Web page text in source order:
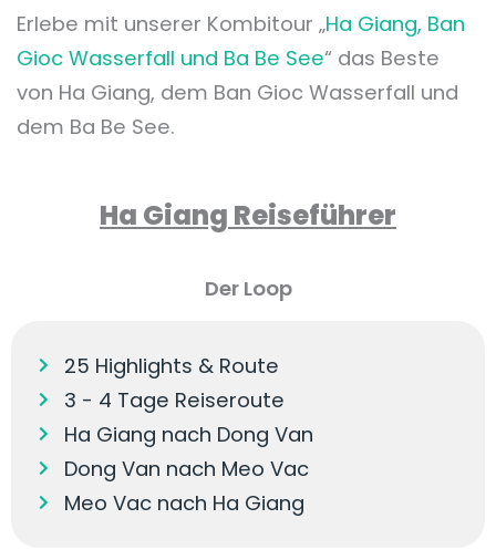
Erlebe mit unserer Kombitour „Ha Giang, Ban
Gioc Wasserfall und Ba Be See“ das Beste
von Ha Giang, dem Ban Gioc Wasserfall und
dem Ba Be See.
Ha Giang Reiseführer
Der Loop
25 Highlights & Route
3 - 4 Tage Reiseroute
Ha Giang nach Dong Van
Dong Van nach Meo Vac
Meo Vac nach Ha Giang